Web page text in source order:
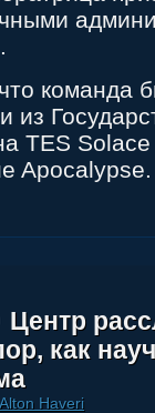
команда
из
TES
Apocalypse.
Центр
как
Alton Haveri